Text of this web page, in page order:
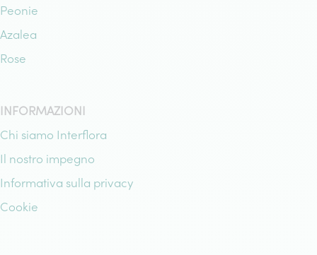
Peonie
Azalea
Rose
INFORMAZIONI
Chi siamo Interflora
Il nostro impegno
Informativa sulla privacy
Cookie